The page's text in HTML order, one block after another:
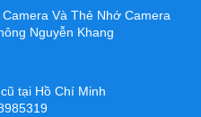
Và Thẻ Nhớ Camera
Nguyễn Khang
tại Hồ Chí Minh